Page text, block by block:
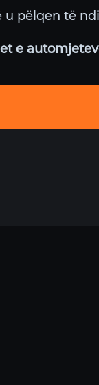
u pëlqen të
e